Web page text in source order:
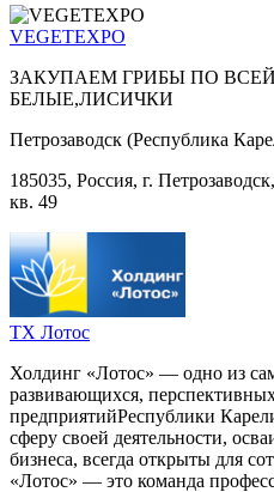
VEGETEXPO
ЗАКУПАЕМ ГРИБЫ ПО
БЕЛЫЕ,ЛИСИЧКИ
Петрозаводск (Республика
185035, Россия, г.
кв. 49
ТХ Лотос
Холдинг «Лотос» — одно из
развивающихся,
предприятийРеспублики
сферу своей деятельности,
бизнеса, всегда открыты для
«Лотос» — это команда